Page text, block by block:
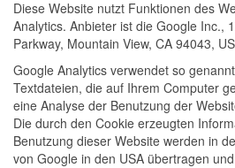
Diese Website nutzt Funktionen des
Analytics. Anbieter ist die Google Inc.,
Parkway, Mountain View, CA 94043,
Google Analytics verwendet so
Textdateien, die auf Ihrem Computer
eine Analyse der Benutzung der
Die durch den Cookie erzeugten
Benutzung dieser Website werden in
von Google in den USA übertragen